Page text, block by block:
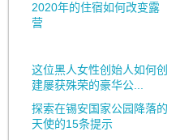
2020年的住宿如何改变露
营
这位黑人女性创始人如何创
建屡获殊荣的豪华公...
探索在锡安国家公园降落的
天使的15条提示